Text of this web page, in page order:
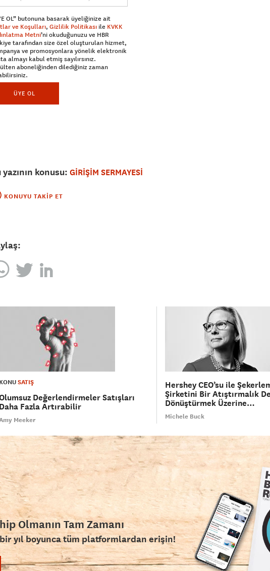
OL” butonuna basarak üyeliğinize ait
ve Koşulları, Gizlilik Politikası ile KVKK
Metni’ni okuduğunuzu ve HBR
tarafından size özel oluşturulan hizmet,
ve promosyonlara yönelik elektronik
almayı kabul etmiş sayılırsınız.
aboneliğinden dilediğiniz zaman
ÜYE OL
yazının konusu: GİRİŞİM SERMAYESİ
KONUYU TAKIP ET
KONUSATIŞ
Değerlendirmeler Satışları
Daha Fazla Artırabilir
Meeker
Hershey CEO’su ile
Şirketini Bir Atıştırmalık
Dönüştürmek Üzerine…
Michele Buck
Olmanın Tam Zamanı
yıl boyunca tüm platformlardan erişin!